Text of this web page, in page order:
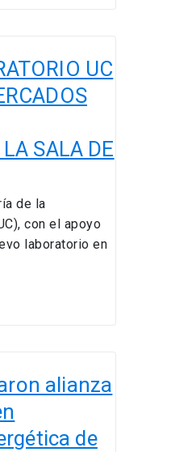
UC
SALA DE
de la
con el apoyo
laboratorio en
alianza
de